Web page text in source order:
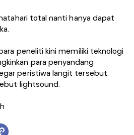
total nanti hanya dapat
peneliti kini memiliki teknologi
para penyandang
peristiwa langit tersebut.
lightsound.